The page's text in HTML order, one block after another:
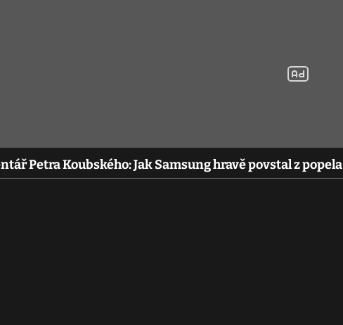
Petra Koubského: Jak Samsung hravě povstal z popela